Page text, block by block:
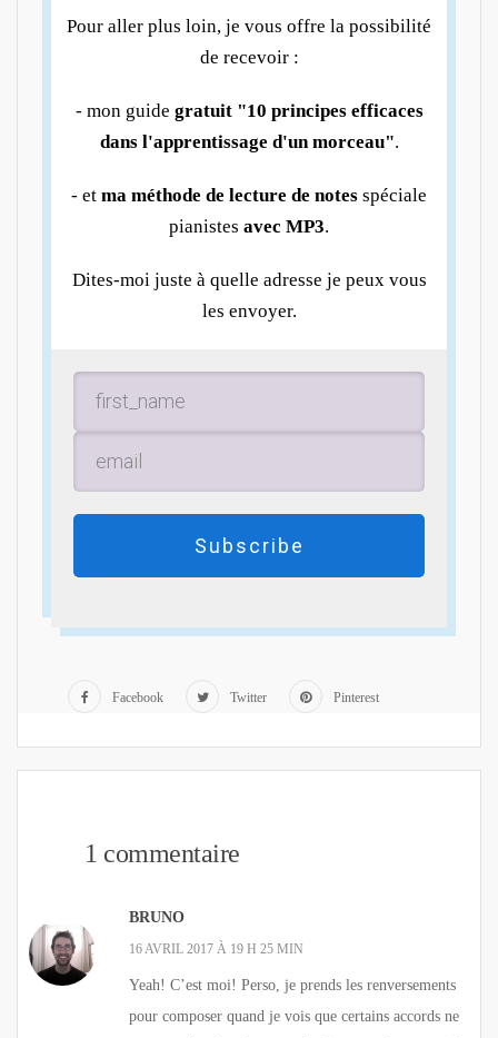
Pour aller plus loin, je vous offre la possibilité
de recevoir :
- mon guide gratuit "10 principes efficaces
dans l'apprentissage d'un morceau".
- et ma méthode de lecture de notes spéciale
pianistes avec MP3.
Dites-moi juste à quelle adresse je peux vous
les envoyer.
Subscribe
Facebook Twitter Pinterest
1 commentaire
BRUNO
16 AVRIL 2017 À 19 H 25 MIN
Yeah! C’est moi! Perso, je prends les renversements
pour composer quand je vois que certains accords ne